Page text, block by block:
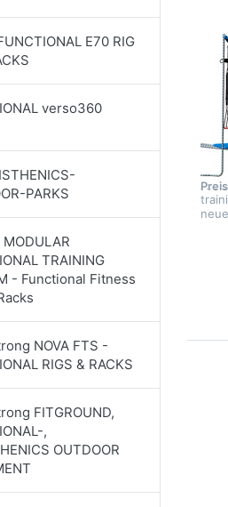
E70 RIG
verso360
PARKS
TRAINING
- Functional Fitness
NOVA FTS -
RIGS & RACKS
FITGROUND,
,
OUTDOOR
Art